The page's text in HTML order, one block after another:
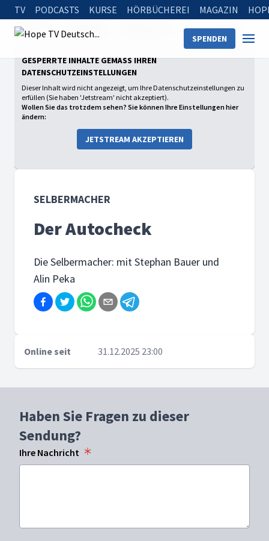
TV PODCASTS KURSE HÖRBÜCHEREI MAGAZIN
SPENDEN
Startseite Der Autocheck
GESPERRTE INHALTE GEMÄSS IHREN D
ATENSCHUTZEINSTELLUNGEN
Dieser Inhalt wird nicht angezeigt, um Ihre Datenschutzeinstellungen zu
erfüllen (Sie haben 'Jetstream' nicht akzeptiert).
Wollen Sie das trotzdem sehen? Sie können Ihre Einstellungen hier
ändern:
JETSTREAM AKZEPTIEREN
SELBERMACHER
Der Autocheck
Die Selbermacher: mit Stephan Bauer und
Alin Peka
Online seit 31.12.2025 23:00
Haben Sie Fragen zu dieser
Sendung?
Ihre Nachricht